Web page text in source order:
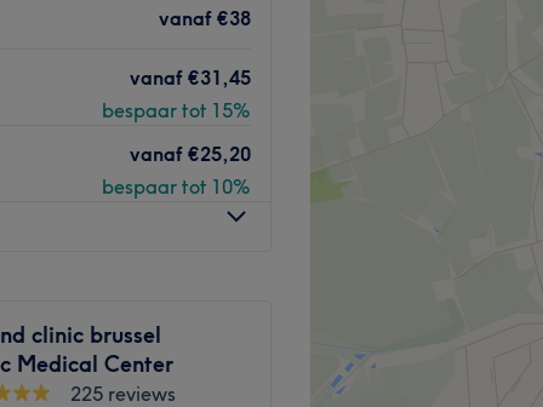
avec des produits de
Daniela qui met tout en
adaptés à vos
studio by Daniela !
vanaf €38
vanaf €31,45
bespaar tot 15%
vanaf €25,20
bespaar tot 10%
clinic brussel
Medical Center
225 reviews